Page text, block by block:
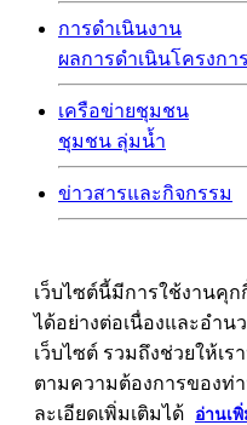
การดำเนินงาน
ผลการดำเนินโครงการ
เครือข่ายชุมชน
ชุมชน ลุ่มน้ำ
ข่าวสารและกิจกรรม
เว็บไซต์นี้มีการใช้งานคุ
ได้อย่างต่อเนื่องและอำ
เว็บไซต์ รวมถึงช่วยให้เร
ตามความต้องการของท่
ละเอียดเพิ่มเติมได้
อ่านเ